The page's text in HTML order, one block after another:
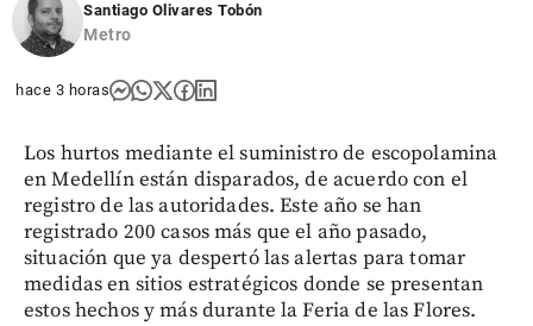
Santiago Olivares Tobón
Metro
hace 3 horas
Los hurtos mediante el suministro de escopolamina
en Medellín están disparados, de acuerdo con el
registro de las autoridades. Este año se han
registrado 200 casos más que el año pasado,
situación que ya despertó las alertas para tomar
medidas en sitios estratégicos donde se presentan
estos hechos y más durante la Feria de las Flores.